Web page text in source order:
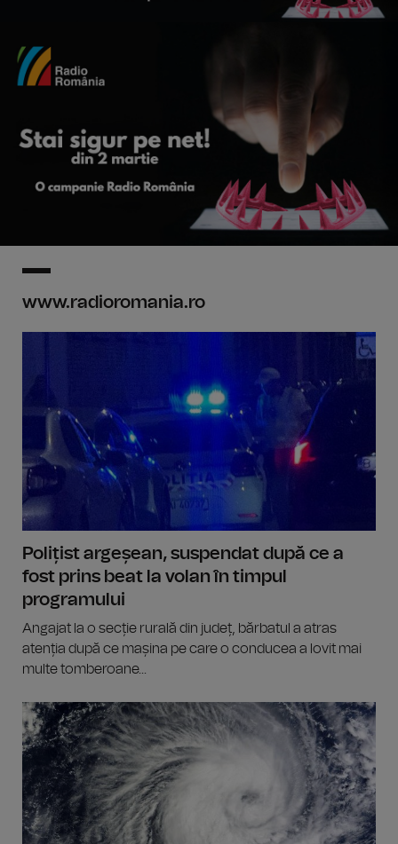
www.radioromania.ro
Polițist argeșean, suspendat după ce a
fost prins beat la volan în timpul
programului
Angajat la o secție rurală din județ, bărbatul a atras
atenția după ce mașina pe care o conducea a lovit mai
multe tomberoane...